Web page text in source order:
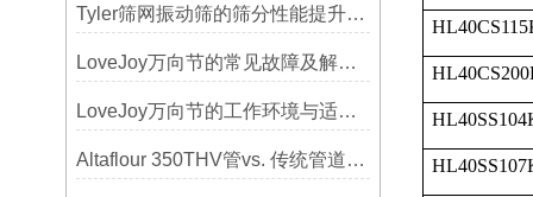
Tyler筛网振动筛的筛分性能提升技巧
LoveJoy万向节的常见故障及解决方案
LoveJoy万向节的工作环境与适用范围
Altaflour 350THV管vs. 传统管道：谁更耐用？